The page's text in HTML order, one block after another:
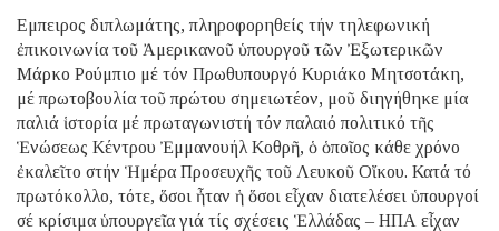
Εμπειρος διπλωμάτης, πληροφορηθείς τήν τηλεφωνική
ἐπικοινωνία τοῦ Ἀμερικανοῦ ὑπουργοῦ τῶν Ἐξωτερικῶν
Μάρκο Ρούμπιο μέ τόν Πρωθυπουργό Κυριάκο Μητσοτάκη,
μέ πρωτοβουλία τοῦ πρώτου σημειωτέον, μοῦ διηγήθηκε μία
παλιά ἱστορία μέ πρωταγωνιστή τόν παλαιό πολιτικό τῆς
Ἑνώσεως Κέντρου Ἐμμανουήλ Κοθρῆ, ὁ ὁποῖος κάθε χρόνο
ἐκαλεῖτο στήν Ἡμέρα Προσευχῆς τοῦ Λευκοῦ Οἴκου. Κατά τό
πρωτόκολλο, τότε, ὅσοι ἦταν ἡ ὅσοι εἶχαν διατελέσει ὑπουργοί
σέ κρίσιμα ὑπουργεῖα γιά τίς σχέσεις Ἑλλάδας – ΗΠΑ εἶχαν